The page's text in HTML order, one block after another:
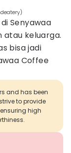
Senyawaa
keluarga.
bisa jadi
Coffee
and has been
to provide
high